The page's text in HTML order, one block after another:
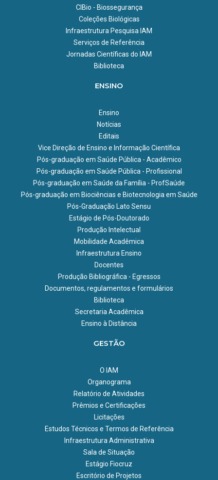
CIBio - Biossegurança
Coleções Biológicas
Infraestrutura Pesquisa IAM
Serviços de Referência
Jornadas Científicas do IAM
Biblioteca
ENSINO
Ensino
Notícias
Editais
Vice Direção de Ensino e Informação Científica
Pós-graduação em Saúde Pública - Acadêmico
Pós-graduação em Saúde Pública - Profissional
Pós-graduação em Saúde da Família - ProfSaúde
Pós-graduação em Biociências e Biotecnologia em Saúde
Pós-Graduação Lato Sensu
Estágio de Pós-Doutorado
Produção Intelectual
Mobilidade Acadêmica
Infraestrutura Ensino
Docentes
Produção Bibliográfica - Egressos
Documentos, regulamentos e formulários
Biblioteca
Secretaria Acadêmica
Ensino à Distância
GESTÃO
O IAM
Organograma
Relatório de Atividades
Prêmios e Certificações
Licitações
Estudos Técnicos e Termos de Referência
Infraestrutura Administrativa
Sala de Situação
Estágio Fiocruz
Escritório de Projetos